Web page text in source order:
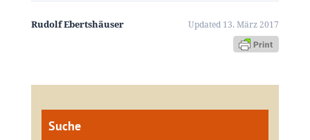
Rudolf Ebertshäuser Updated 13. März 2017
Suche